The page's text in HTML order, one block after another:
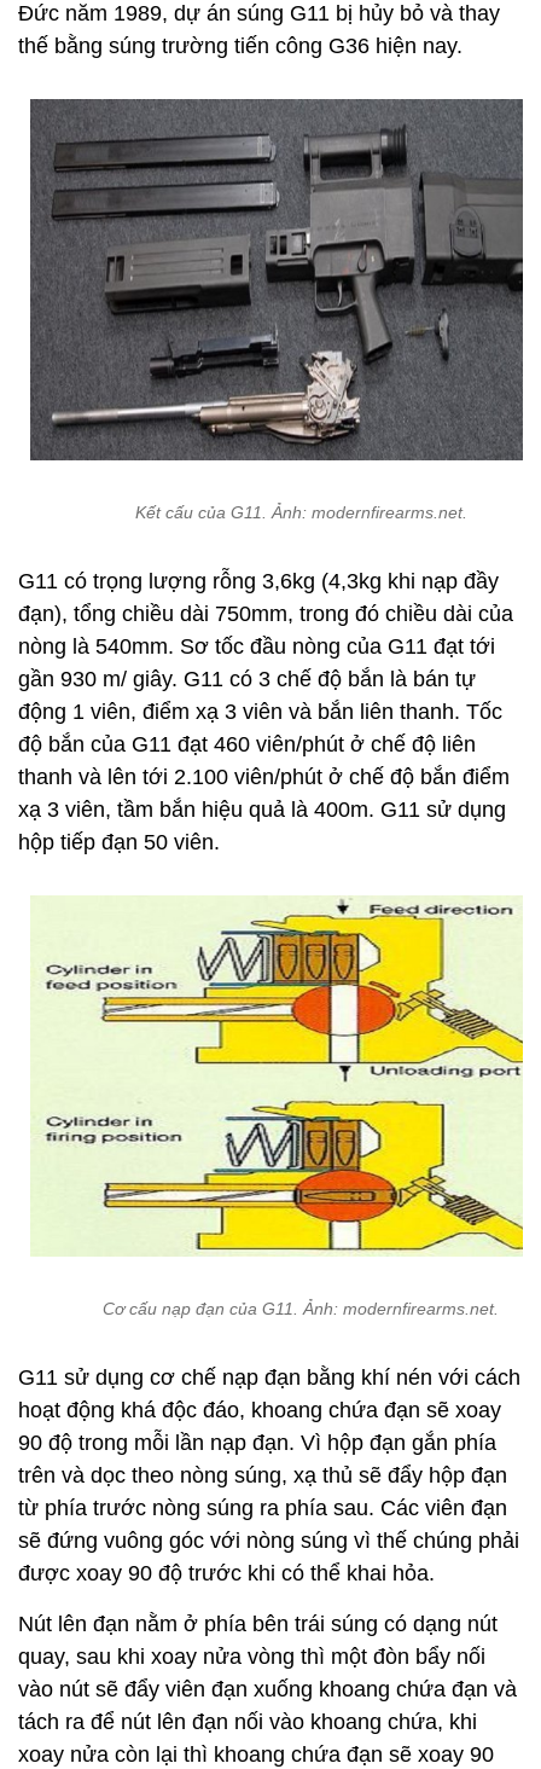
Đức năm 1989, dự án súng G11 bị hủy bỏ và thay
thế bằng súng trường tiến công G36 hiện nay.
Kết cấu của G11. Ảnh: modernfirearms.net.
G11 có trọng lượng rỗng 3,6kg (4,3kg khi nạp đầy
đạn), tổng chiều dài 750mm, trong đó chiều dài của
nòng là 540mm. Sơ tốc đầu nòng của G11 đạt tới
gần 930 m/ giây. G11 có 3 chế độ bắn là bán tự
động 1 viên, điểm xạ 3 viên và bắn liên thanh. Tốc
độ bắn của G11 đạt 460 viên/phút ở chế độ liên
thanh và lên tới 2.100 viên/phút ở chế độ bắn điểm
xạ 3 viên, tầm bắn hiệu quả là 400m. G11 sử dụng
hộp tiếp đạn 50 viên.
Cơ cấu nạp đạn của G11. Ảnh: modernfirearms.net.
G11 sử dụng cơ chế nạp đạn bằng khí nén với cách
hoạt động khá độc đáo, khoang chứa đạn sẽ xoay
90 độ trong mỗi lần nạp đạn. Vì hộp đạn gắn phía
trên và dọc theo nòng súng, xạ thủ sẽ đẩy hộp đạn
từ phía trước nòng súng ra phía sau. Các viên đạn
sẽ đứng vuông góc với nòng súng vì thế chúng phải
được xoay 90 độ trước khi có thể khai hỏa.
Nút lên đạn nằm ở phía bên trái súng có dạng nút
quay, sau khi xoay nửa vòng thì một đòn bẩy nối
vào nút sẽ đẩy viên đạn xuống khoang chứa đạn và
tách ra để nút lên đạn nối vào khoang chứa, khi
xoay nửa còn lại thì khoang chứa đạn sẽ xoay 90